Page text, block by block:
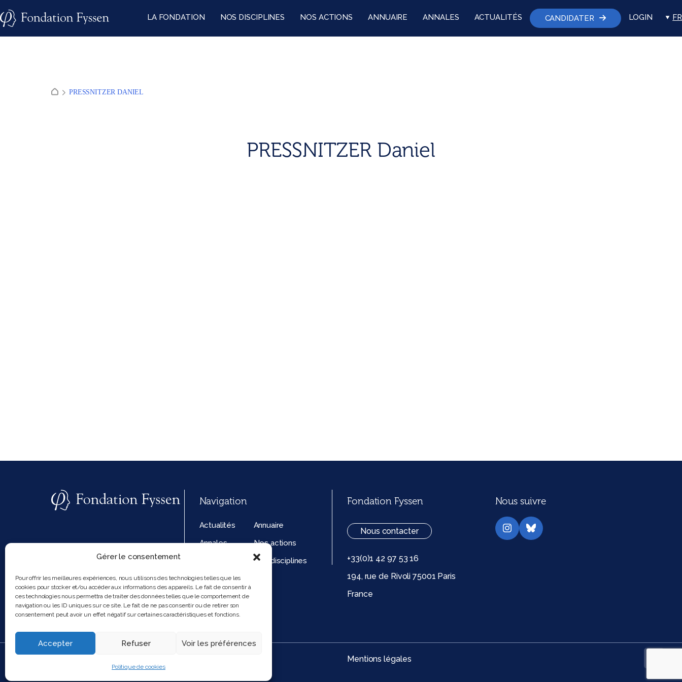
Gérer le consentement
Pour offrir les meilleures expériences, nous utilisons des technologies telles que les
cookies pour stocker et/ou accéder aux informations des appareils. Le fait de consentir à
ces technologies nous permettra de traiter des données telles que le comportement de
navigation ou les ID uniques sur ce site. Le fait de ne pas consentir ou de retirer son
consentement peut avoir un effet négatif sur certaines caractéristiques et fonctions.
Accepter Refuser Voir les préférences
Politique de cookies
to
LA FONDATION NOS DISCIPLINES NOS ACTIONS ANNUAIRE ANNALES ACTUALITÉS CANDIDATER LOGIN FR
PRESSNITZER DANIEL
PRESSNITZER Daniel
Navigation
Actualités
Annuaire
Annales
Nos actions
Nos disciplines
Politique de
cookies (UE)
Fondation Fyssen
Nous contacter
+33(0)1 42 97 53 16
194, rue de Rivoli 75001 Paris
France
Nous suivre
Instagram
Bluesky
Mentions légales